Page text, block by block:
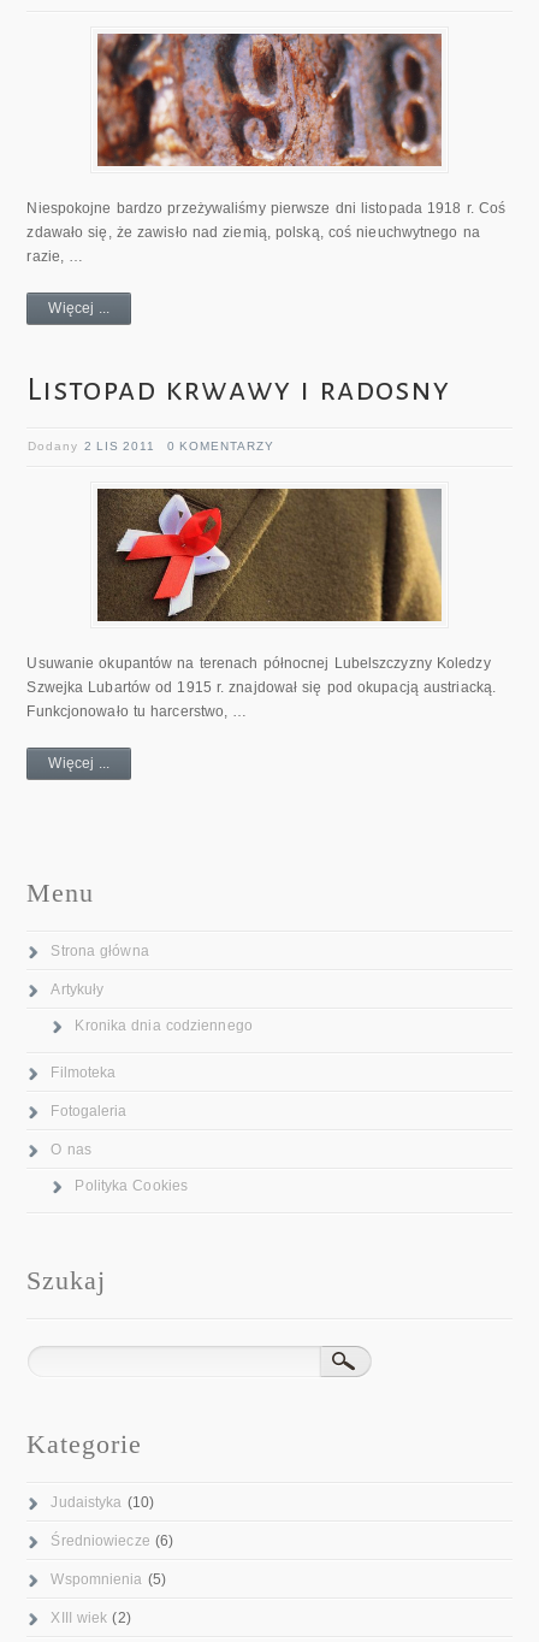
Niespokojne bardzo przeżywaliśmy pierwsze dni listopada 1918 r. Coś
zdawało się, że zawisło nad ziemią, polską, coś nieuchwytnego na
razie, …
Więcej ...
Listopad krwawy i radosny
Dodany2 LIS 2011 0 KOMENTARZY
Usuwanie okupantów na terenach północnej Lubelszczyzny Koledzy
Szwejka Lubartów od 1915 r. znajdował się pod okupacją austriacką.
Funkcjonowało tu harcerstwo, …
Więcej ...
Menu
Strona główna
Artykuły
Kronika dnia codziennego
Filmoteka
Fotogaleria
O nas
Polityka Cookies
Szukaj
Kategorie
Judaistyka (10)
Średniowiecze (6)
Wspomnienia (5)
XIII wiek (2)